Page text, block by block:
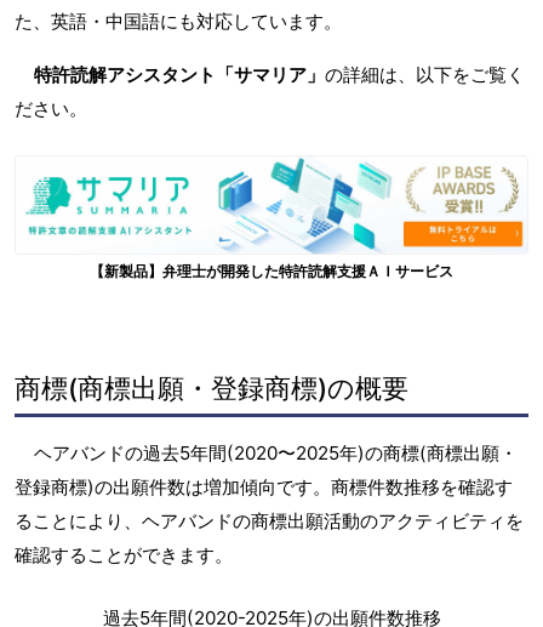
た、英語・中国語にも対応しています。
特許読解アシスタント「サマリア」 の詳細は、以下をご覧く
ださい。
【新製品】弁理士が開発した特許読解支援ＡＩサービス
商標(商標出願・登録商標)の概要
ヘアバンドの過去5年間(2020〜2025年)の商標(商標出願・
登録商標)の出願件数は増加傾向です。商標件数推移を確認す
ることにより、ヘアバンドの商標出願活動のアクティビティを
確認することができます。
過去5年間(2020-2025年)の出願件数推移